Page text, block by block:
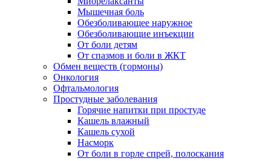
Мышечная боль
Обезболивающее наружное
Обезболивающие инъекции
От боли детям
От спазмов и боли в ЖКТ
Обмен веществ (гормоны)
Онкология
Офтальмология
Простудные заболевания
Горячие напитки при простуде
Кашель влажный
Кашель сухой
Насморк
От боли в горле спрей, полоскания